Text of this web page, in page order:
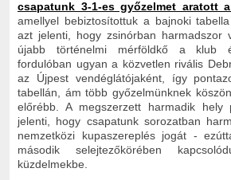
csapatunk 3-1-es győzelmet aratott
amellyel bebiztosítottuk a bajnoki
azt jelenti, hogy zsinórban harmadszor
újabb történelmi mérföldkő a klub
fordulóban ugyan a közvetlen rivális
az Újpest vendéglátójaként, így
tabellán, ám több győzelmünknek
előrébb. A megszerzett harmadik
jelenti, hogy csapatunk sorozatban
nemzetközi kupaszereplés jogát -
második selejtezőkörében
küzdelmekbe.